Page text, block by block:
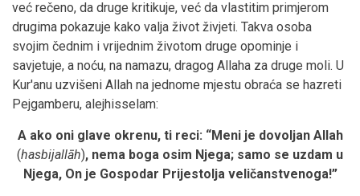
već rečeno, da druge kritikuje, već da vlastitim primjerom
drugima pokazuje kako valja život živjeti. Takva osoba
svojim čednim i vrijednim životom druge opominje i
savjetuje, a noću, na namazu, dragog Allaha za druge moli. U
Kur'anu uzvišeni Allah na jednome mjestu obraća se hazreti
Pejgamberu, alejhisselam:
A ako oni glave okrenu, ti reci: “Meni je dovoljan Allah
(hasbijallāh), nema boga osim Njega; samo se uzdam u
Njega, On je Gospodar Prijestolja veličanstvenoga!”